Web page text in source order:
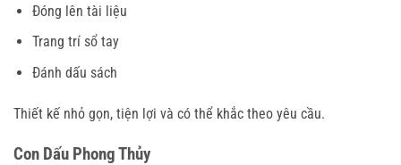
Đóng lên tài liệu
Trang trí sổ tay
Đánh dấu sách
Thiết kế nhỏ gọn, tiện lợi và có thể khắc theo yêu cầu.
Con Dấu Phong Thủy